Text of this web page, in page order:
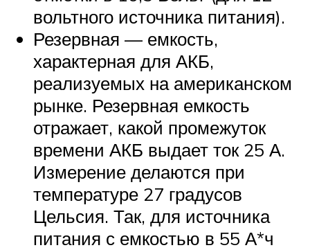
вольтного источника питания).
Резервная — емкость,
характерная для АКБ,
реализуемых на американском
рынке. Резервная емкость
отражает, какой промежуток
времени АКБ выдает ток 25 А.
Измерение делаются при
температуре 27 градусов
Цельсия. Так, для источника
питания с емкостью в 55 А*ч